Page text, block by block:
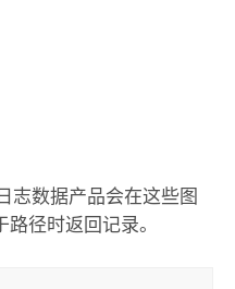
志数据产品会在这些图
径时返回记录。